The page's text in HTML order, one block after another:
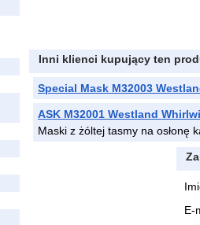
Inni klienci kupujący ten
Special Mask M32003
ASK M32001 Westland
Maski z żóltej tasmy na osłonę
E-